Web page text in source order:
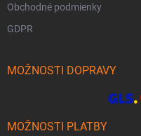
Obchodné podmienky
GDPR
MOŽNOSTI DOPRAVY
MOŽNOSTI PLATBY